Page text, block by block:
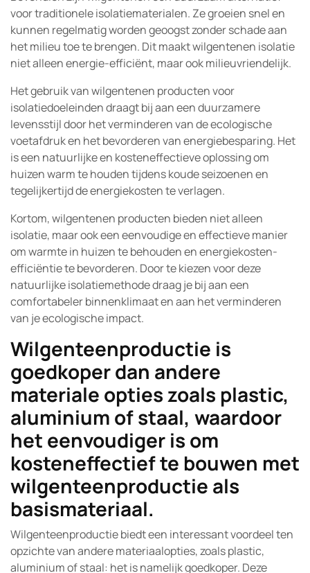
voor traditionele isolatiematerialen. Ze groeien snel en
kunnen regelmatig worden geoogst zonder schade aan
het milieu toe te brengen. Dit maakt wilgentenen isolatie
niet alleen energie-efficiënt, maar ook milieuvriendelijk.
Het gebruik van wilgentenen producten voor
isolatiedoeleinden draagt bij aan een duurzamere
levensstijl door het verminderen van de ecologische
voetafdruk en het bevorderen van energiebesparing. Het
is een natuurlijke en kosteneffectieve oplossing om
huizen warm te houden tijdens koude seizoenen en
tegelijkertijd de energiekosten te verlagen.
Kortom, wilgentenen producten bieden niet alleen
isolatie, maar ook een eenvoudige en effectieve manier
om warmte in huizen te behouden en energiekosten-
efficiëntie te bevorderen. Door te kiezen voor deze
natuurlijke isolatiemethode draag je bij aan een
comfortabeler binnenklimaat en aan het verminderen
van je ecologische impact.
Wilgenteenproductie is
goedkoper dan andere
materiale opties zoals plastic,
aluminium of staal, waardoor
het eenvoudiger is om
kosteneffectief te bouwen met
wilgenteenproductie als
basismateriaal.
Wilgenteenproductie biedt een interessant voordeel ten
opzichte van andere materiaalopties, zoals plastic,
aluminium of staal: het is namelijk goedkoper. Deze